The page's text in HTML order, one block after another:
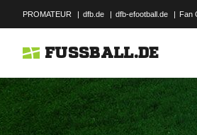
PROMATEUR | dfb.de | dfb-efootball.de | Fan
FUSSBALL.DE